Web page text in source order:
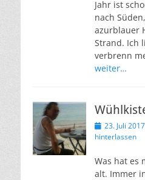
Jahr ist
nach
azurblauer
Strand. Ich
verbrenn
weiter…
Veröffentlicht
am
23. Juli 2017
hinterlassen
Was hat es
alt. Immer